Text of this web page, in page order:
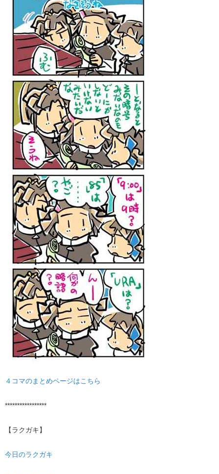
４コマのまとめページはこちら
*****************
【ラクガキ】
今日のラクガキ